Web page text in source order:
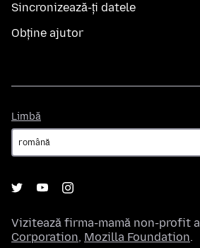
Sincronizează-ți datele
Obține ajutor
Limbă
Vizitează firma-mamă non-profit a
Corporation, Mozilla Foundation.